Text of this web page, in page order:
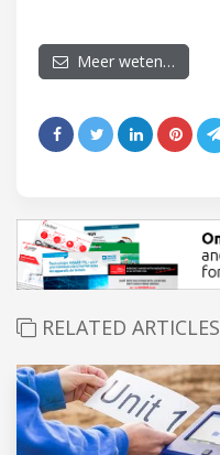
Meer weten…
RELATED ARTICLES